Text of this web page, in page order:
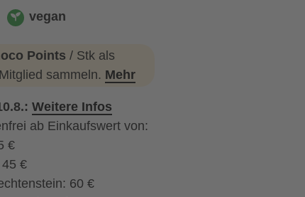
vegan
Points / Stk als
sammeln. Mehr
Weitere Infos
ab Einkaufswert von:
€
€
60 €